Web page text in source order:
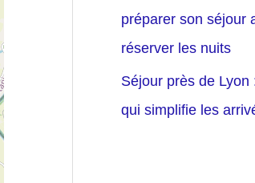
préparer son séjour
réserver les nuits
Séjour près de Lyon
qui simplifie les